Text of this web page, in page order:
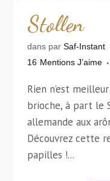
Stollen
dans parSaf-Instant
16 Mentions J’aime
Rien n’est
brioche, à part le
allemande aux
Découvrez cette
papilles !...